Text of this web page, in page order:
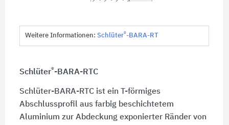
Weitere Informationen: Schlüter®-BARA-RT
Schlüter®-BARA-RTC
Schlüter-BARA-RTC ist ein T-förmiges
Abschlussprofil aus farbig beschichtetem
Aluminium zur Abdeckung exponierter Ränder von